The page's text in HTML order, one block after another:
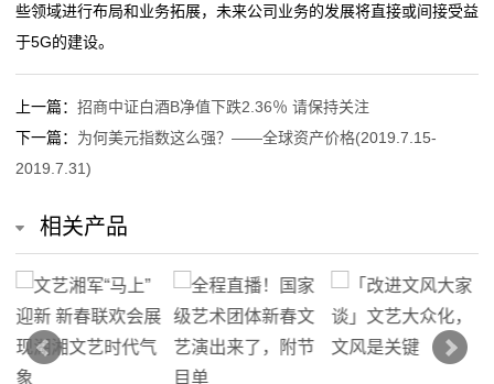
些领域进行布局和业务拓展，未来公司业务的发展将直接或间接受益
于5G的建设。
上一篇： 招商中证白酒B净值下跌2.36％ 请保持关注
下一篇： 为何美元指数这么强？——全球资产价格(2019.7.15-
2019.7.31)
相关产品